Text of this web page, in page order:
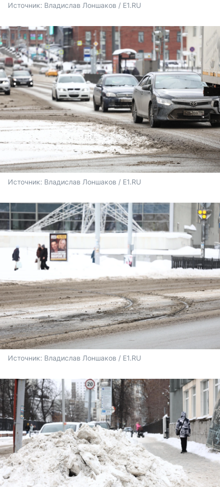
Источник: Владислав Лоншаков / E1.RU
Источник: Владислав Лоншаков / E1.RU
Источник: Владислав Лоншаков / E1.RU